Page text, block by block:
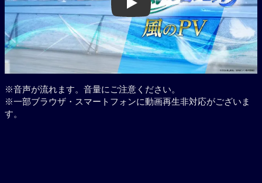
Play
※音声が流れます。音量にご注意ください。
※一部ブラウザ・スマートフォンに動画再生非対応がございま
す。